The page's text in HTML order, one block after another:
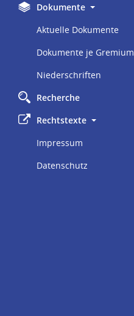
Dokumente
Aktuelle Dokumente
Dokumente je Gremium
Niederschriften
Recherche
Rechtstexte
Impressum
Datenschutz